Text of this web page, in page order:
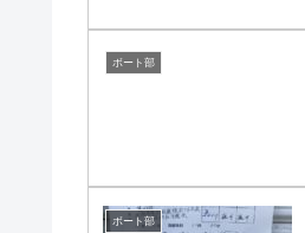
ボート部
ボート部